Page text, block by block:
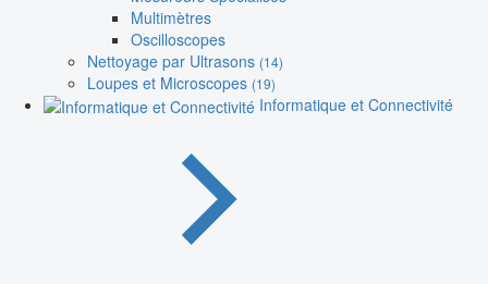
Multimètres
Oscilloscopes
Nettoyage par Ultrasons (14)
Loupes et Microscopes (19)
Informatique et Connectivité